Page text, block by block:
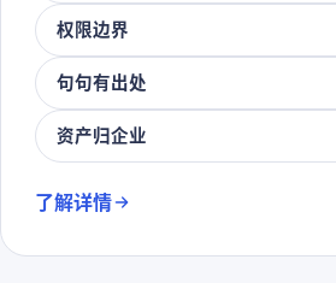
权限边界
句句有出处
资产归企业
了解详情